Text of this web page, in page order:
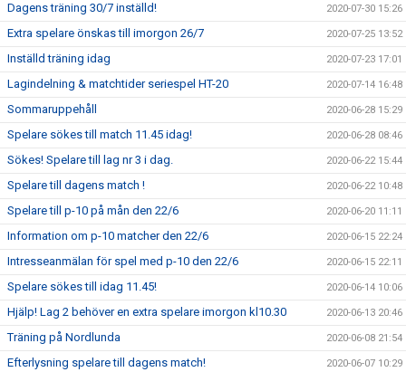
Dagens träning 30/7 inställd! 2020-07-30 15:26
Extra spelare önskas till imorgon 26/7 2020-07-25 13:52
Inställd träning idag 2020-07-23 17:01
Lagindelning & matchtider seriespel HT-20 2020-07-14 16:48
Sommaruppehåll 2020-06-28 15:29
Spelare sökes till match 11.45 idag! 2020-06-28 08:46
Sökes! Spelare till lag nr 3 i dag. 2020-06-22 15:44
Spelare till dagens match ! 2020-06-22 10:48
Spelare till p-10 på mån den 22/6 2020-06-20 11:11
Information om p-10 matcher den 22/6 2020-06-15 22:24
Intresseanmälan för spel med p-10 den 22/6 2020-06-15 22:11
Spelare sökes till idag 11.45! 2020-06-14 10:06
Hjälp! Lag 2 behöver en extra spelare imorgon kl10.30 2020-06-13 20:46
Träning på Nordlunda 2020-06-08 21:54
Efterlysning spelare till dagens match! 2020-06-07 10:29